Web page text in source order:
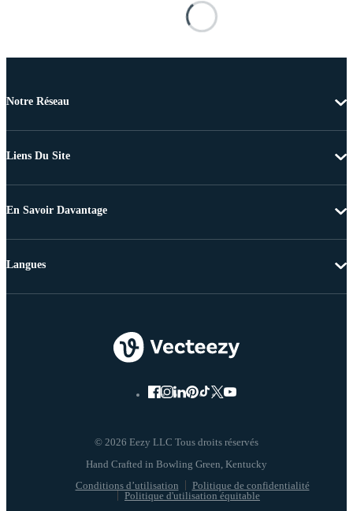
Notre Réseau
Liens Du Site
En Savoir Davantage
© 2026 Eezy LLC Tous droits réservés
Conditions d’utilisation
Politique de confidentialité
Politique d'utilisation équitable
Langues